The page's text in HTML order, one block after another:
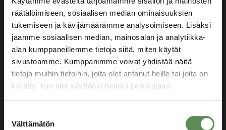
räätälöimiseen, sosiaalisen median ominaisuuksien
tukemiseen ja kävijämäärämme analysoimiseen. Lisäksi
jaamme sosiaalisen median, mainosalan ja analytiikka-
alan kumppaneillemme tietoja siitä, miten käytät
sivustoamme. Kumppanimme voivat yhdistää näitä
tietoja muihin tietoihin, joita olet antanut heille tai joita on
kerätty, kun olet käyttänyt heidän palvelujaan.
valinta
Välttämätön
Hyvät mekaaniset ominaisuudet
Pienempi suodatusvastus
Hyvä suodoksen/ilman virtaus
Pyydä tarjous